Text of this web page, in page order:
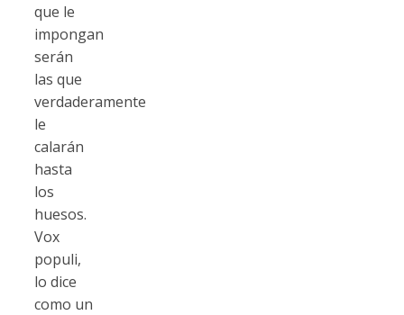
que le
impongan
serán
las que
verdaderamente
le
calarán
hasta
los
huesos.
Vox
populi,
lo dice
como un